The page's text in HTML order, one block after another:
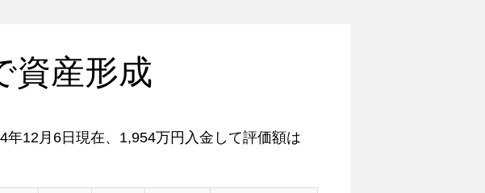
資産形成
12月6日現在、1,954万円入金して評価額は